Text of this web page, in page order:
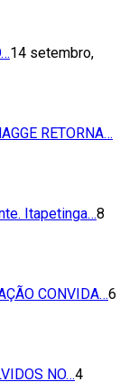
14 setembro,
RETORNA…
Itapetinga…8
CONVIDA…6
NO…4